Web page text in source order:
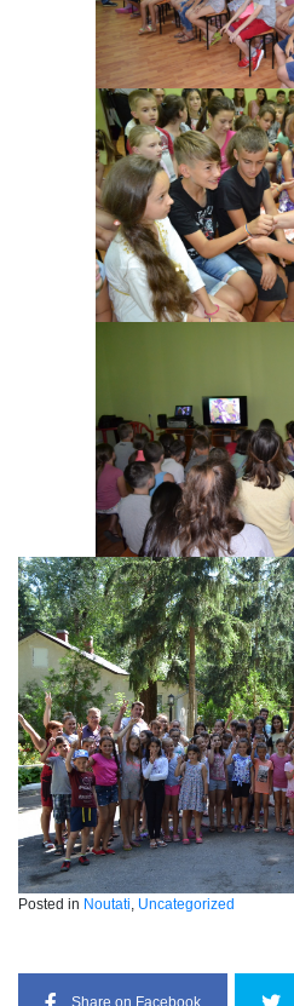
Posted in Noutati, Uncategorized